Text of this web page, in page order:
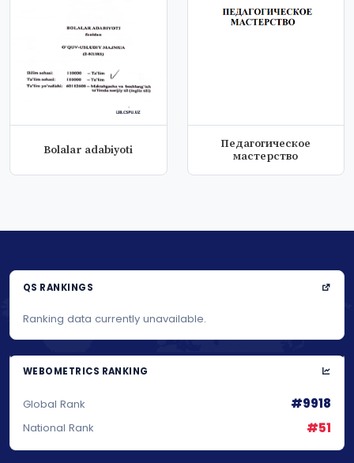
Bolalar adabiyoti
Педагогическое
мастерство
QS RANKINGS
Ranking data currently unavailable.
WEBOMETRICS RANKING
Global Rank #9918
National Rank #51